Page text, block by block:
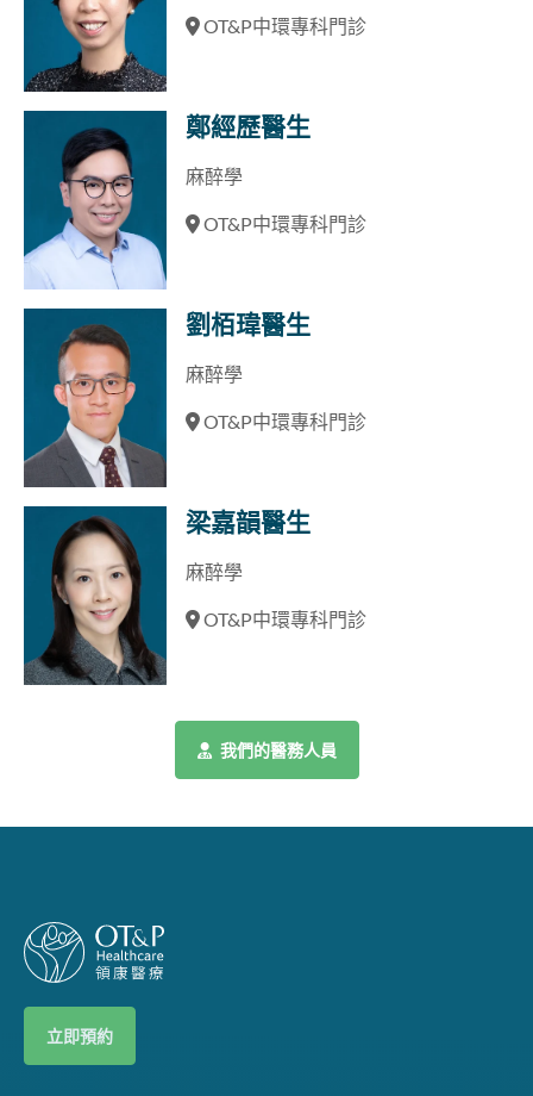
OT&P中環專科門診
鄭經歷醫生
麻醉學
OT&P中環專科門診
劉栢瑋醫生
麻醉學
OT&P中環專科門診
梁嘉韻醫生
麻醉學
OT&P中環專科門診
我們的醫務人員
立即預約